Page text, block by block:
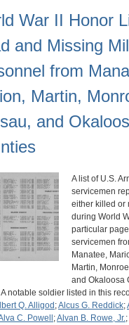
War II Honor
and Missing
from
Martin,
and
A list of U.S.
servicemen
either killed or
during World
particular
servicemen
Manatee,
Martin,
and Okaloosa
A notable soldier listed in this
Q. Alligod ;Alcus G. Reddick;
C. Powell ;Alvan B. Rowe, Jr.;